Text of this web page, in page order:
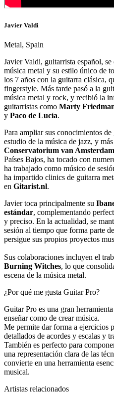
Javier Valdi
Metal, Spain
Javier Valdi, guitarrista español,
música metal y su estilo único de
los 7 años con la guitarra clásica,
fingerstyle. Más tarde pasó a la
música metal y rock, y recibió la
guitarristas como Marty
y Paco de Lucía.
Para ampliar sus conocimientos
estudio de la música de jazz, y
Conservatorium van Amsterdam
Países Bajos, ha tocado con
ha trabajado como músico de
ha impartido clinics de guitarra
en Gitarist.nl.
Javier toca principalmente su
estándar, complementando
y preciso. En la actualidad, se
sesión al tiempo que forma parte
persigue sus propios proyectos
Sus colaboraciones incluyen el
Burning Witches, lo que
escena de la música metal.
¿Por qué me gusta Guitar Pro?
Guitar Pro es una gran
enseñar como de crear música.
Me permite dar forma a ejercicios
detallados de acordes y escalas y
También es perfecto para
una representación clara de las
convierte en una herramienta
musical.
Artistas relacionados